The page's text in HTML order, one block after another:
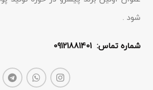
شود .
شماره تماس: 09121881401